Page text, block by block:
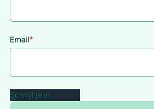
Email*